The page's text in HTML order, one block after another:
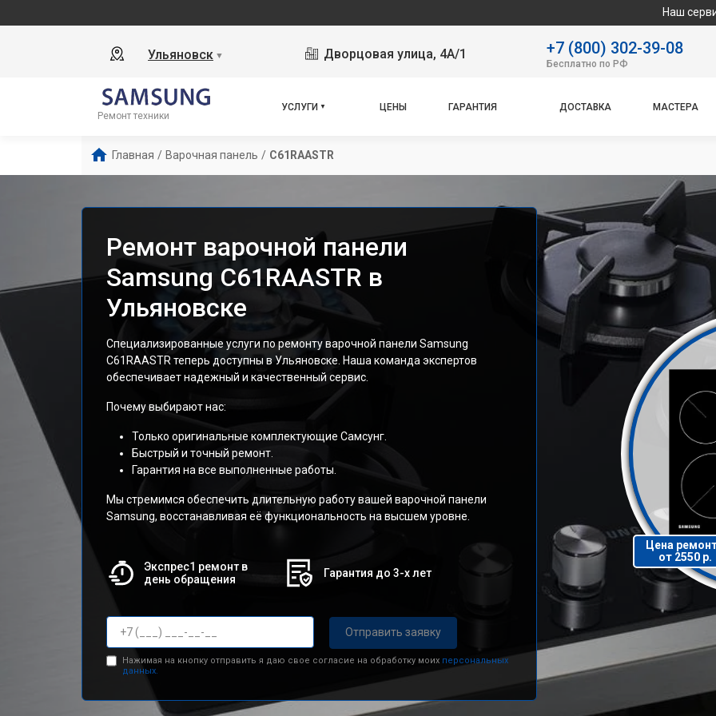
Наш сервисный центр
Ульяновск ▼ Дворцовая улица, 4А/1 +7 (800) 302-39-08
Бесплатно по РФ
Ремонт техники
УСЛУГИ ЦЕНЫ ГАРАНТИЯ ДОСТАВКА МАСТЕРА
Главная / Варочная панель / C61RAASTR
Ремонт варочной панели
Samsung C61RAASTR в
Ульяновске
Специализированные услуги по ремонту варочной панели Samsung
C61RAASTR теперь доступны в Ульяновске. Наша команда экспертов
обеспечивает надежный и качественный сервис.
Почему выбирают нас:
Только оригинальные комплектующие Самсунг.
Быстрый и точный ремонт.
Гарантия на все выполненные работы.
Мы стремимся обеспечить длительную работу вашей варочной панели
Samsung, восстанавливая её функциональность на высшем уровне.
Экспрес1 ремонт в
день обращения
Гарантия до 3-х лет
Отправить заявку
Нажимая на кнопку отправить я даю свое согласие на обработку моих персональных
данных.
Цена
от 2550 р.